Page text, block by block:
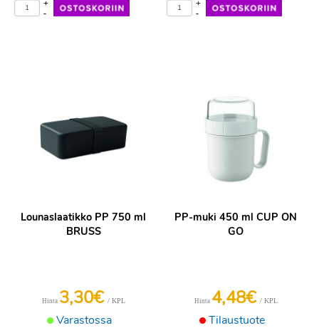
-
+
-
+
Lounaslaatikko PP 750 ml
BRUSS
Varastossa
Hinta 3,30€ / KPL
PP-muki 450 ml CUP ON
GO
Tilaustuote
Hinta 4,48€ / KPL